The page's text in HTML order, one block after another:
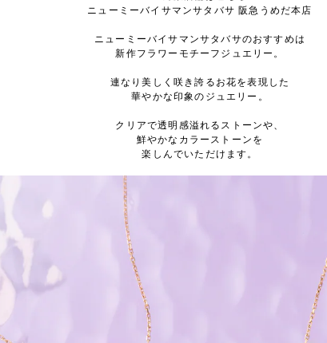
ニューミーバイサマンサタバサ 阪急うめだ本店
ニューミーバイサマンサタバサのおすすめは
新作フラワーモチーフジュエリー。
連なり美しく咲き誇るお花を表現した
華やかな印象のジュエリー。
クリアで透明感溢れるストーンや、
鮮やかなカラーストーンを
楽しんでいただけます。